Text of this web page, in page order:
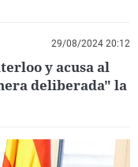
29/08/2024 20:12
y acusa al
deliberada" la